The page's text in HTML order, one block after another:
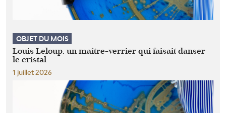
OBJET DU MOIS
Louis Leloup, un maître-verrier qui faisait danser
le cristal
1 juillet 2026